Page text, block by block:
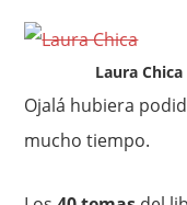
Laura Chica
Ojalá hubiera
mucho tiempo.